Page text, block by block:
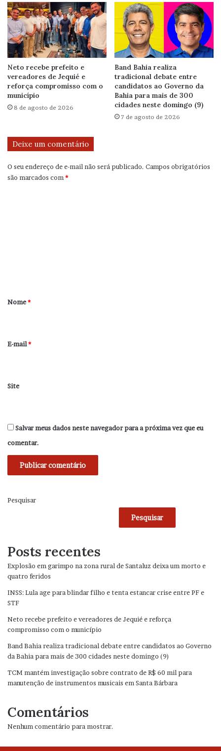
Neto recebe prefeito e
vereadores de Jequié e
reforça compromisso com o
município
8 de agosto de 2026
Band Bahia realiza
tradicional debate entre
candidatos ao Governo da
Bahia para mais de 300
cidades neste domingo (9)
7 de agosto de 2026
Deixe um comentário
O seu endereço de e-mail não será publicado. Campos obrigatórios
são marcados com *
r
*
Nome*
E-mail*
Site
Salvar meus dados neste navegador para a próxima vez que eu
comentar.
Pesquisar
Pesquisar
Posts recentes
Explosão em garimpo na zona rural de Santaluz deixa um morto e
quatro feridos
INSS: Lula age para blindar filho e tenta estancar crise entre PF e
STF
Neto recebe prefeito e vereadores de Jequié e reforça
compromisso com o município
Band Bahia realiza tradicional debate entre candidatos ao Governo
da Bahia para mais de 300 cidades neste domingo (9)
TCM mantém investigação sobre contrato de R$ 60 mil para
manutenção de instrumentos musicais em Santa Bárbara
Comentários
Nenhum comentário para mostrar.